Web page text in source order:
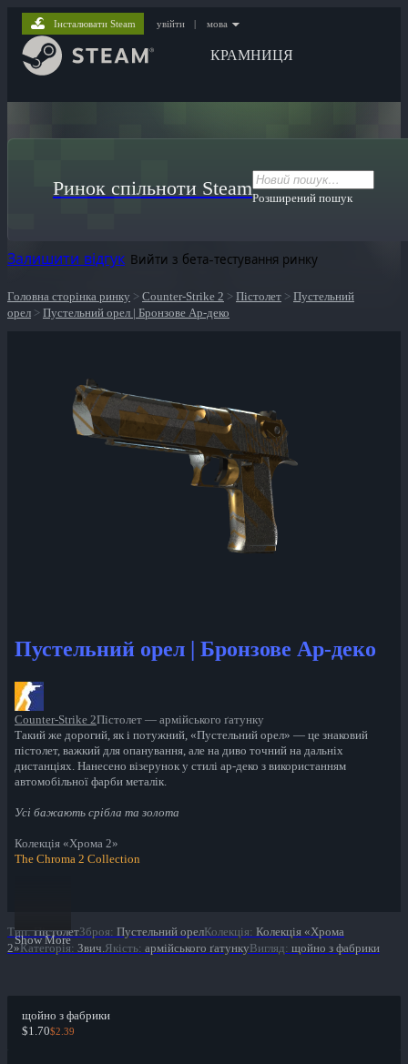
КРАМНИЦЯ
Інсталювати Steam увійти | мова
Ринок спільноти SteamРозширений пошук
Залишити відгук Вийти з бета-тестування ринку
Головна сторінка ринку > Counter-Strike 2 > Пістолет > Пустельний
орел > Пустельний орел | Бронзове Ар-деко
Пустельний орел | Бронзове Ар-деко
Counter-Strike 2Пістолет — армійського ґатунку
Такий же дорогий, як і потужний, «Пустельний орел» — це знаковий
пістолет, важкий для опанування, але на диво точний на дальніх
дистанціях. Нанесено візерунок у стилі ар-деко з використанням
автомобільної фарби металік.
Усі бажають срібла та золота
Колекція «Хрома 2»
The Chroma 2 Collection
Show More
Тип: ПістолетЗброя: Пустельний орелКолекція: Колекція «Хрома
2»Категорія: Звич.Якість: армійського ґатункуВигляд: щойно з фабрики
щойно з фабрики
$1.70$2.39